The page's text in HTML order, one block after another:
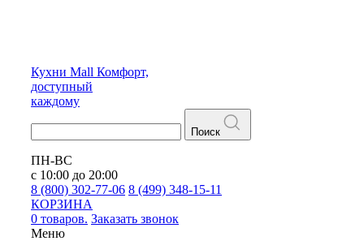
Кухни Mall Комфорт,
доступный
каждому
Поиск
ПН-ВС
с 10:00 до 20:00
8 (800) 302-77-06 8 (499) 348-15-11
КОРЗИНА
0 товаров. Заказать звонок
Меню